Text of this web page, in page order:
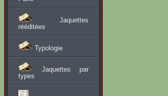
Jaquettes
rééditées
Typologie
Jaquettes par
types